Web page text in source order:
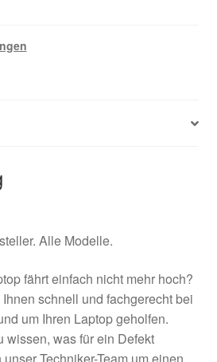
Alle Modelle.
fährt einfach nicht mehr hoch?
schnell und fachgerecht bei
um Ihren Laptop geholfen.
wissen, was für ein Defekt
Techniker-Team um einen